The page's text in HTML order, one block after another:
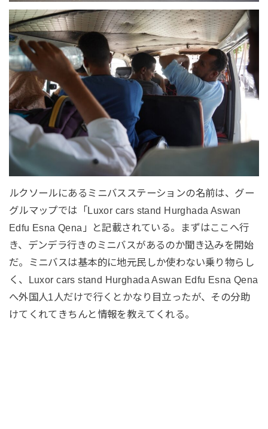
ルクソールにあるミニバスステーションの名前は、グー
グルマップでは「Luxor cars stand Hurghada Aswan
Edfu Esna Qena」と記載されている。まずはここへ行
き、デンデラ行きのミニバスがあるのか聞き込みを開始
だ。ミニバスは基本的に地元民しか使わない乗り物らし
く、Luxor cars stand Hurghada Aswan Edfu Esna Qena
へ外国人1人だけで行くとかなり目立ったが、その分助
けてくれてきちんと情報を教えてくれる。